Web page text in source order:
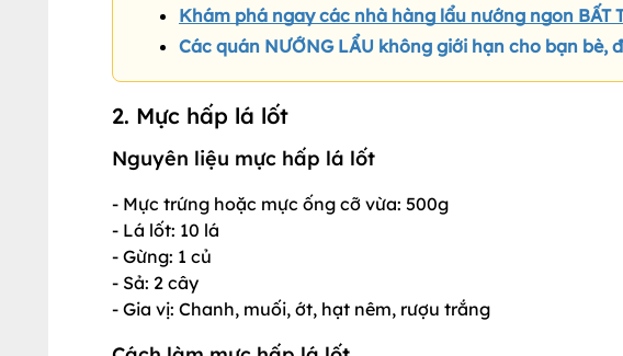
Khám phá ngay các nhà hàng lẩu nướng ngon BẤT
Các quán NƯỚNG LẨU không giới hạn cho bạn bè,
2. Mực hấp lá lốt
Nguyên liệu mực hấp lá lốt
- Mực trứng hoặc mực ống cỡ vừa: 500g
- Lá lốt: 10 lá
- Gừng: 1 củ
- Sả: 2 cây
- Gia vị: Chanh, muối, ớt, hạt nêm, rượu trắng